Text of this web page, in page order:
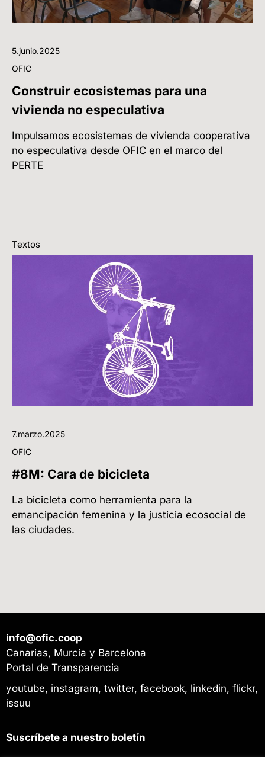
5.junio.2025
OFIC
Construir ecosistemas para una
vivienda no especulativa
Impulsamos ecosistemas de vivienda cooperativa
no especulativa desde OFIC en el marco del
PERTE
Textos
7.marzo.2025
OFIC
#8M: Cara de bicicleta
La bicicleta como herramienta para la
emancipación femenina y la justicia ecosocial de
las ciudades.
info@ofic.coop
Canarias, Murcia y Barcelona
Portal de Transparencia
youtube, instagram, twitter, facebook, linkedin, flickr,
issuu
Suscríbete a nuestro boletín